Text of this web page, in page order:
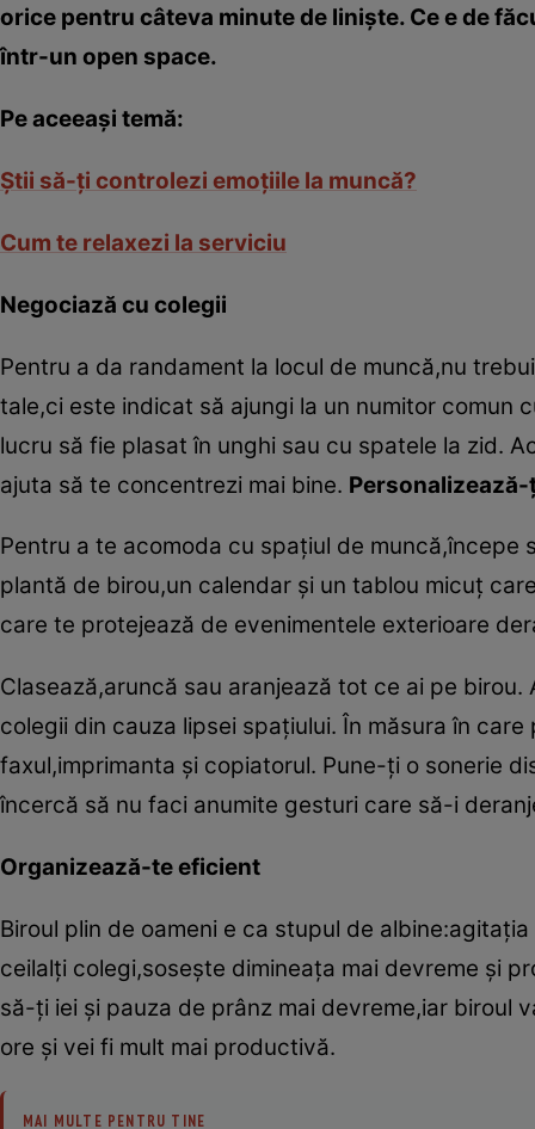
orice pentru câteva minute de linişte. Ce e de
într-un open space.
Pe aceeaşi temă:
Ştii să-ţi controlezi emoţiile la muncă?
Cum te relaxezi la serviciu
Negociază cu colegii
Pentru a da randament la locul de muncă,nu
tale,ci este indicat să ajungi la un numitor comun
lucru să fie plasat în unghi sau cu spatele la zid.
ajuta să te concentrezi mai bine.
Pentru a te acomoda cu spaţiul de
plantă de birou,un calendar şi un tablou micuţ
care te protejează de evenimentele exterioare
Clasează,aruncă sau aranjează tot ce ai pe
colegii din cauza lipsei spaţiului. În măsura în
faxul,imprimanta şi copiatorul. Pune-ţi o sonerie
încercă să nu faci anumite gesturi care să-i
Organizează-te eficient
Biroul plin de oameni e ca stupul de
ceilalţi colegi,soseşte dimineaţa mai devreme şi
să-ţi iei şi pauza de prânz mai devreme,iar biroul
ore şi vei fi mult mai productivă.
MAI MULTE PENTRU TINE